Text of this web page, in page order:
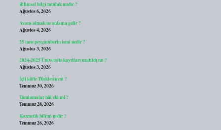
Bilimsel bilgi mutlak mıdır ?
Ağustos 6, 2026
Avans almak ne anlama gelir ?
Ağustos 4, 2026
25 tane peygamberin ismi nedir ?
Ağustos 3, 2026
2024-2025 Üniversite kayıtları uzatıldı mı ?
Ağustos 3, 2026
İçli köfte Türklerin mi ?
Temmuz 30, 2026
Tamlamalar hâl eki mi ?
Temmuz 28, 2026
Kozmetik bilimi nedir ?
Temmuz 26, 2026